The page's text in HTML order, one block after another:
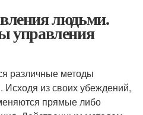
людьми.
управления
различные методы
из своих убеждений,
прямые либо